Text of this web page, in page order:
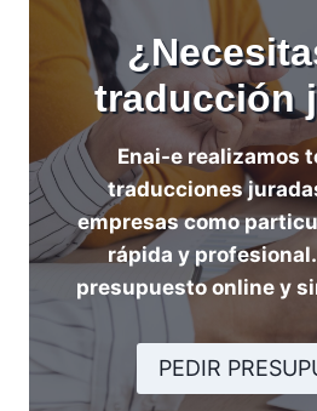
traducción
Enai-e realizamos
traducciones
empresas como
rápida y
presupuesto online y
PEDIR